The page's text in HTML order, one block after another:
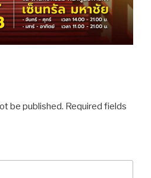
be published. Required fields